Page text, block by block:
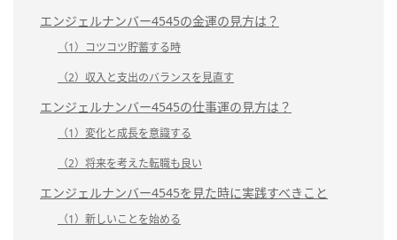
エンジェルナンバー4545の金運の見方は？
（1）コツコツ貯蓄する時
（2）収入と支出のバランスを見直す
エンジェルナンバー4545の仕事運の見方は？
（1）変化と成長を意識する
（2）将来を考えた転職も良い
エンジェルナンバー4545を見た時に実践すべきこと
（1）新しいことを始める